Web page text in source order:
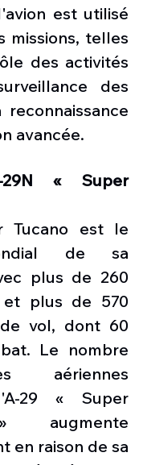
est utilisé
missions, telles
des activités
des
avancée.
29N « Super
Tucano est le
de sa
plus de 260
et plus de 570
vol, dont 60
Le nombre
aériennes
29 « Super
augmente
en raison de sa